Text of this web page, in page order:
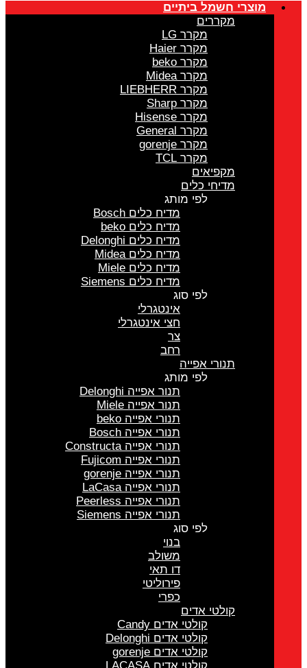
מוצרי חשמל ביתיים
מקררים
מקרר LG
מקרר Haier
מקרר beko
מקרר Midea
מקרר LIEBHERR
מקרר Sharp
מקרר Hisense
מקרר General
מקרר gorenje
מקרר TCL
מקפיאים
מדיחי כלים
לפי מותג
מדיח כלים Bosch
מדיח כלים beko
מדיח כלים Delonghi
מדיח כלים Midea
מדיח כלים Miele
מדיח כלים Siemens
לפי סוג
אינטגרלי
חצי אינטגרלי
צר
רחב
תנורי אפייה
לפי מותג
תנור אפייה Delonghi
תנור אפייה Miele
תנורי אפייה beko
תנורי אפייה Bosch
תנורי אפייה Constructa
תנורי אפייה Fujicom
תנורי אפייה gorenje
תנורי אפייה LaCasa
תנורי אפייה Peerless
תנורי אפייה Siemens
לפי סוג
בנוי
משולב
דו תאי
פירוליטי
כפרי
קולטי אדים
קולטי אדים Candy
קולטי אדים Delonghi
קולטי אדים gorenje